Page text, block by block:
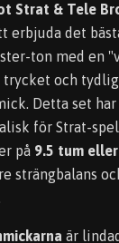
Strat & Tele
erbjuda det
ton med en
trycket och
Detta set har
för Strat-
på 9.5 tum
strängbalans
är